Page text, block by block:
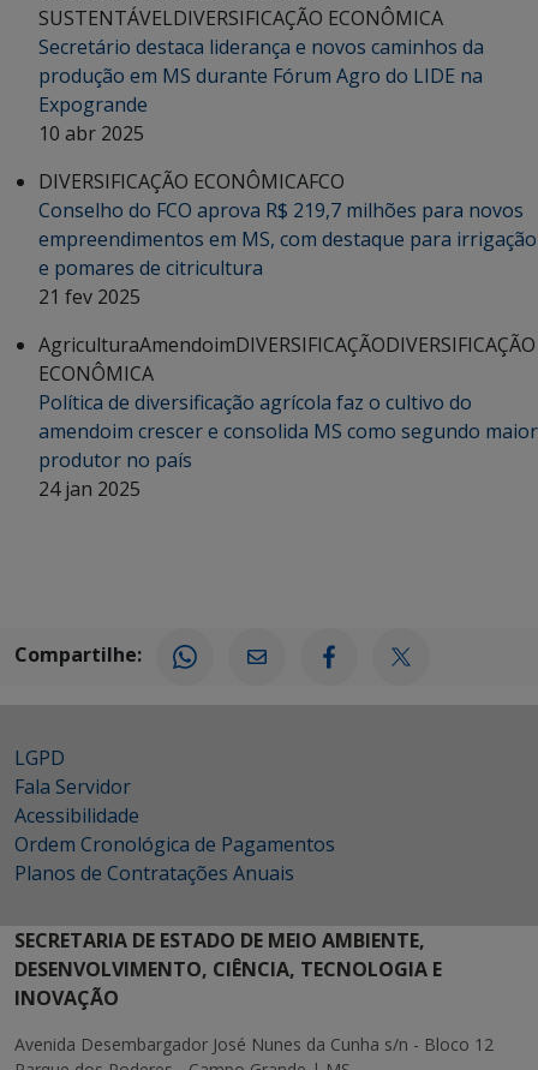
SUSTENTÁVELDIVERSIFICAÇÃO ECONÔMICA
Secretário destaca liderança e novos caminhos da
produção em MS durante Fórum Agro do LIDE na
Expogrande
10 abr 2025
DIVERSIFICAÇÃO ECONÔMICAFCO
Conselho do FCO aprova R$ 219,7 milhões para novos
empreendimentos em MS, com destaque para irrigação
e pomares de citricultura
21 fev 2025
AgriculturaAmendoimDIVERSIFICAÇÃODIVERSIFICAÇÃO
ECONÔMICA
Política de diversificação agrícola faz o cultivo do
amendoim crescer e consolida MS como segundo maior
produtor no país
24 jan 2025
Compartilhe:
LGPD
Fala Servidor
Acessibilidade
Ordem Cronológica de Pagamentos
Planos de Contratações Anuais
SECRETARIA DE ESTADO DE MEIO AMBIENTE,
DESENVOLVIMENTO, CIÊNCIA, TECNOLOGIA E
INOVAÇÃO
Avenida Desembargador José Nunes da Cunha s/n - Bloco 12